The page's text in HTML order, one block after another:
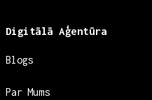
Digitālā Aģentūra
Blogs
Par Mums